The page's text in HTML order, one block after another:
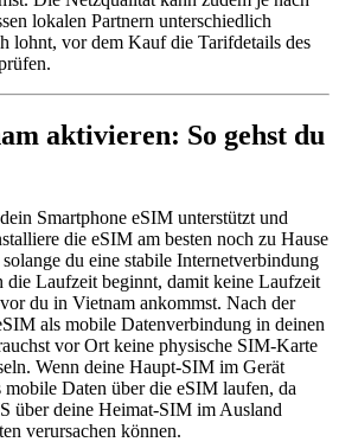
lokalen Partnern unterschiedlich
lohnt, vor dem Kauf die Tarifdetails des
aktivieren: So gehst du
Smartphone eSIM unterstützt und
die eSIM am besten noch zu Hause
du eine stabile Internetverbindung
die Laufzeit beginnt, damit keine Laufzeit
du in Vietnam ankommst. Nach der
als mobile Datenverbindung in deinen
vor Ort keine physische SIM-Karte
Wenn deine Haupt-SIM im Gerät
mobile Daten über die eSIM laufen, da
über deine Heimat-SIM im Ausland
verursachen können.